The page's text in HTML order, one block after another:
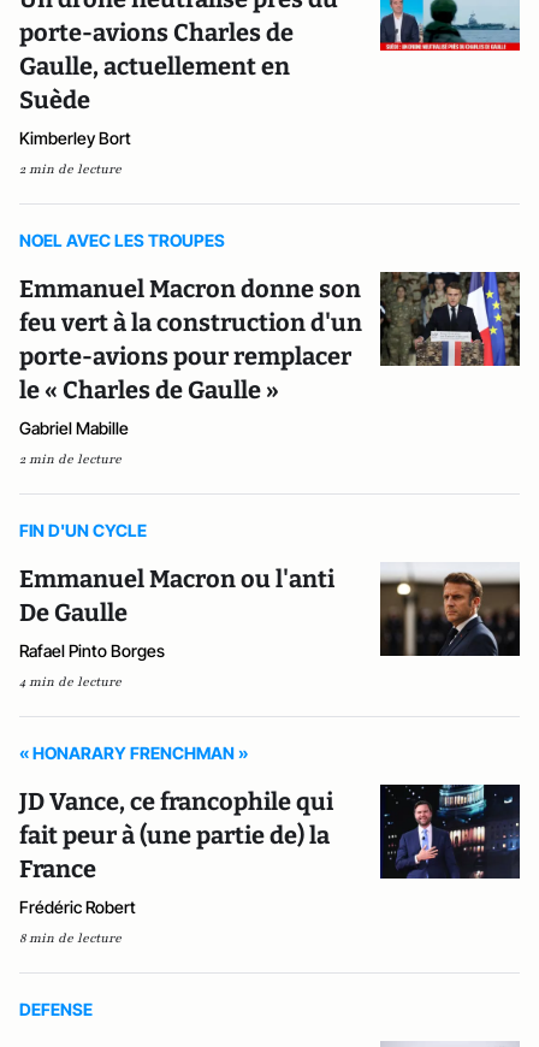
porte-avions Charles de
Gaulle, actuellement en
Suède
Kimberley Bort
2 min de lecture
NOEL AVEC LES TROUPES
Emmanuel Macron donne son
feu vert à la construction d'un
porte-avions pour remplacer
le « Charles de Gaulle »
Gabriel Mabille
2 min de lecture
FIN D'UN CYCLE
Emmanuel Macron ou l'anti
De Gaulle
Rafael Pinto Borges
4 min de lecture
« HONARARY FRENCHMAN »
JD Vance, ce francophile qui
fait peur à (une partie de) la
France
Frédéric Robert
8 min de lecture
DEFENSE